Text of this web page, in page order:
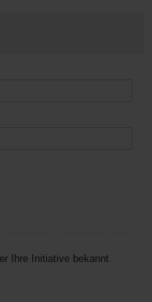
Ihre Initiative bekannt.